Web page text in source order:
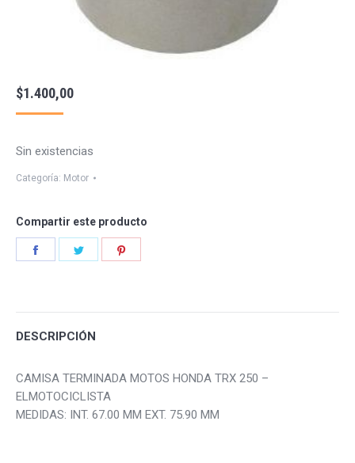
$1.400,00
Sin existencias
Categoría: Motor
Compartir este producto
DESCRIPCIÓN
CAMISA TERMINADA MOTOS HONDA TRX 250 –
ELMOTOCICLISTA
MEDIDAS: INT. 67.00 MM EXT. 75.90 MM